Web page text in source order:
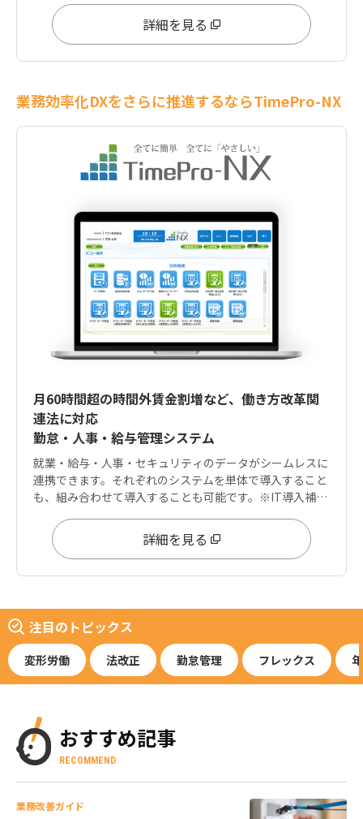
詳細を見る
業務効率化DXをさらに推進するならTimePro-NX
月60時間超の時間外賃金割増など、働き方改革関
連法に対応
勤怠・人事・給与管理システム
就業・給与・人事・セキュリティのデータがシームレスに
連携できます。それぞれのシステムを単体で導入すること
も、組み合わせて導入することも可能です。※IT導入補助
詳細を見る
注目のトピックス
変形労働 法改正 勤怠管理 フレックス
おすすめ記事
RECOMMEND
業務改善ガイド